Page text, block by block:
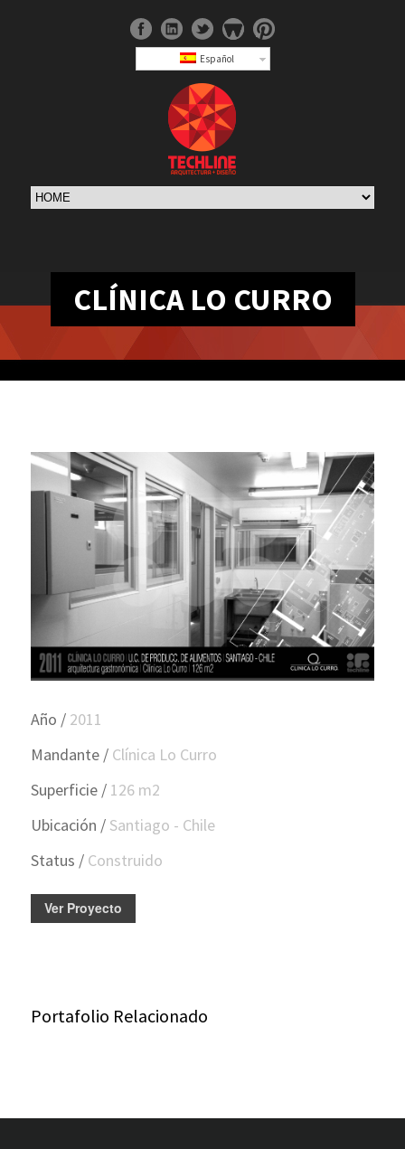
Español
CLÍNICA LO CURRO
Año / 2011
Mandante / Clínica Lo Curro
Superficie / 126 m2
Ubicación / Santiago - Chile
Status / Construido
Ver Proyecto
Portafolio Relacionado